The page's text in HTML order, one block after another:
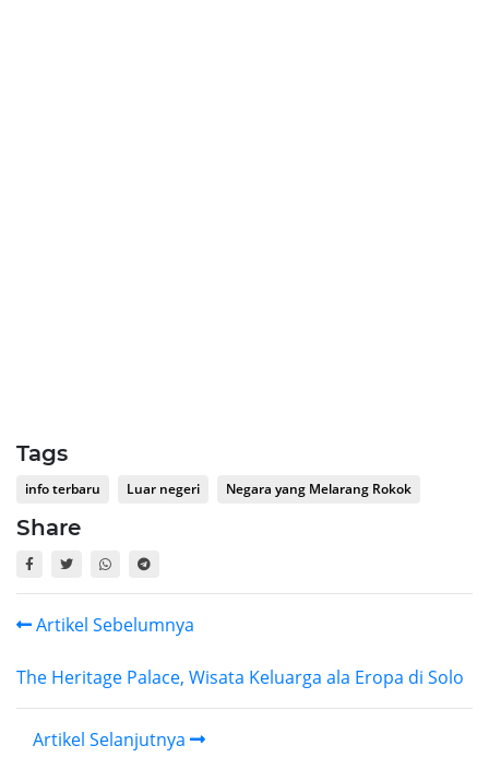
Tags
info terbaru Luar negeri Negara yang Melarang Rokok
Share
Artikel Sebelumnya
The Heritage Palace, Wisata Keluarga ala Eropa di Solo
Artikel Selanjutnya